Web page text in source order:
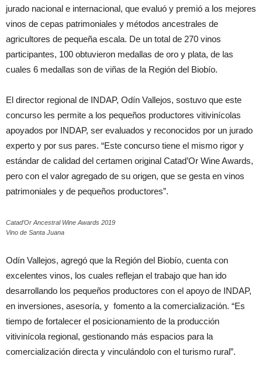
jurado nacional e internacional, que evaluó y premió a los mejores
vinos de cepas patrimoniales y métodos ancestrales de
agricultores de pequeña escala. De un total de 270 vinos
participantes, 100 obtuvieron medallas de oro y plata, de las
cuales 6 medallas son de viñas de la Región del Biobío.
El director regional de INDAP, Odín Vallejos, sostuvo que este
concurso les permite a los pequeños productores vitivinícolas
apoyados por INDAP, ser evaluados y reconocidos por un jurado
experto y por sus pares. “Este concurso tiene el mismo rigor y
estándar de calidad del certamen original Catad’Or Wine Awards,
pero con el valor agregado de su origen, que se gesta en vinos
patrimoniales y de pequeños productores”.
Catad’Or Ancestral Wine Awards 2019
Vino de Santa Juana
Odín Vallejos, agregó que la Región del Biobío, cuenta con
excelentes vinos, los cuales reflejan el trabajo que han ido
desarrollando los pequeños productores con el apoyo de INDAP,
en inversiones, asesoría, y fomento a la comercialización. “Es
tiempo de fortalecer el posicionamiento de la producción
vitivinícola regional, gestionando más espacios para la
comercialización directa y vinculándolo con el turismo rural”.